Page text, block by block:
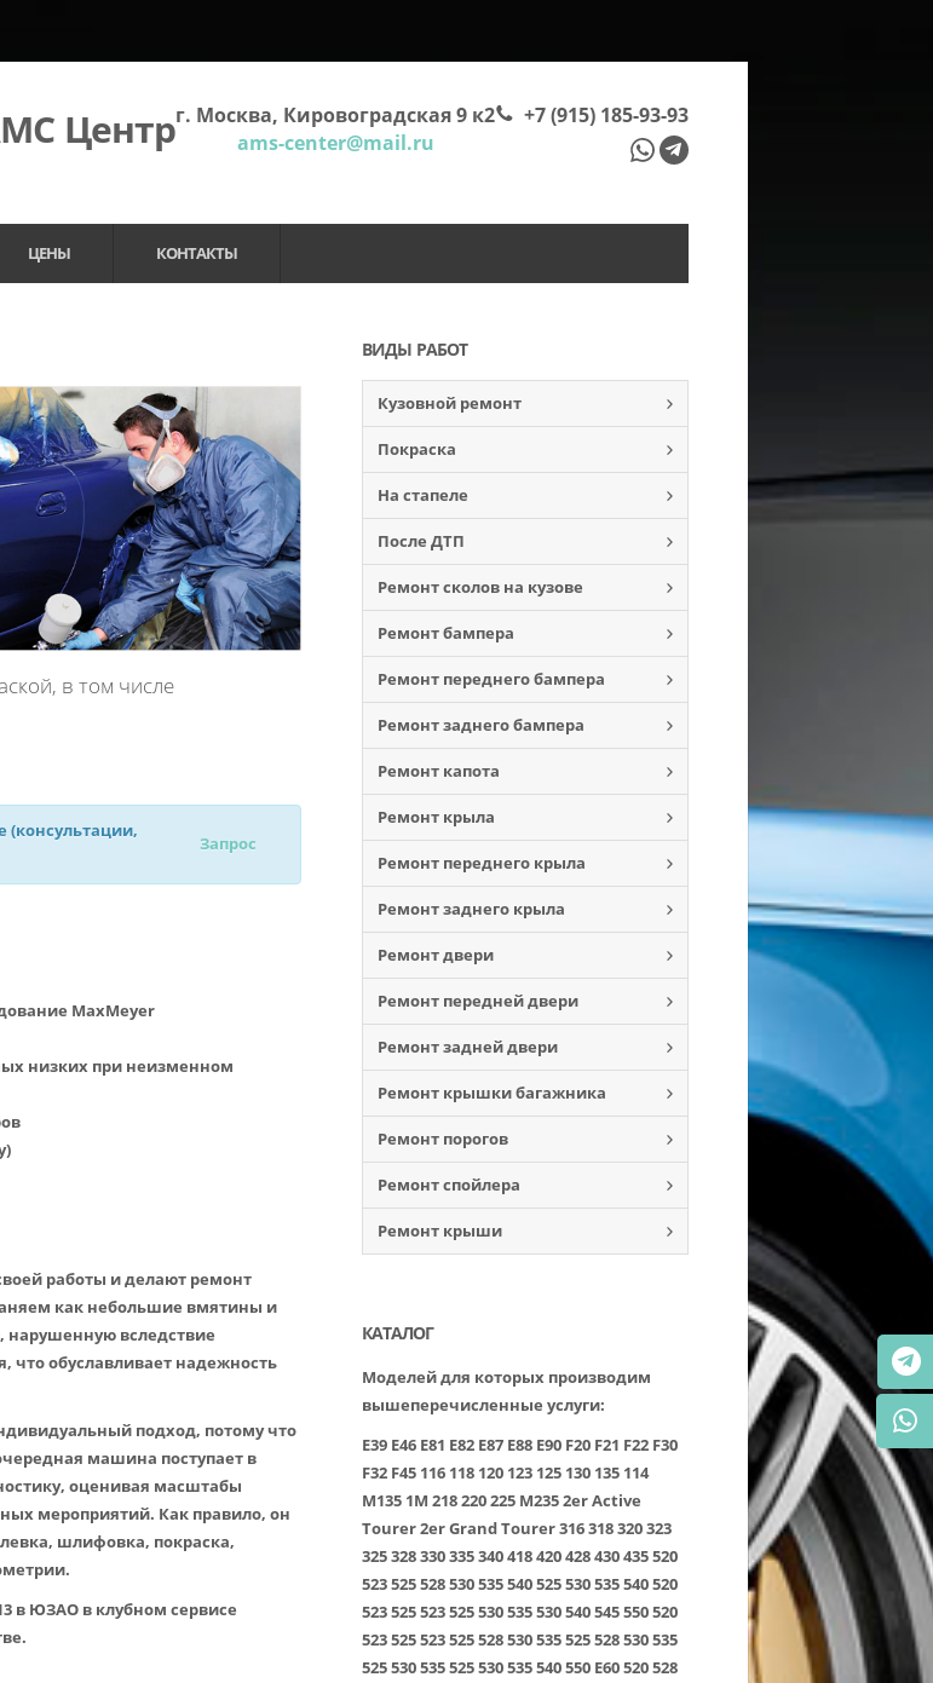
Центр +7 (915) 185-93-93
г. Москва, Кировоградская 9 к2
ams-center@mail.ru
ЦЕНЫ КОНТАКТЫ
в том числе
(консультации,
Запрос
MaxMeyer
низких при неизменном
работы и делают ремонт
как небольшие вмятины и
нарушенную вследствие
что обуславливает надежность
подход, потому что
машина поступает в
оценивая масштабы
мероприятий. Как правило, он
шлифовка, покраска,
в ЮЗАО в клубном сервисе
ВИДЫ РАБОТ
Кузовной ремонт
Покраска
На стапеле
После ДТП
Ремонт сколов на кузове
Ремонт бампера
Ремонт переднего бампера
Ремонт заднего бампера
Ремонт капота
Ремонт крыла
Ремонт переднего крыла
Ремонт заднего крыла
Ремонт двери
Ремонт передней двери
Ремонт задней двери
Ремонт крышки багажника
Ремонт порогов
Ремонт спойлера
Ремонт крыши
КАТАЛОГ
Моделей для которых производим
вышеперечисленные услуги:
E39 E46 E81 E82 E87 E88 E90 F20 F21 F22 F30
F32 F45 116 118 120 123 125 130 135 114
M135 1M 218220225 M2352er Active
Tourer2er Grand Tourer316318320323
325328330335340418420428430435520
523525528530535540525530535540520
523525523525530535530540545550520
523525523525528530535525528530535
525530535525530535540550 E60520528